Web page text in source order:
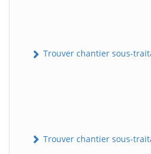
Trouver chantier sous-
Trouver chantier sous-